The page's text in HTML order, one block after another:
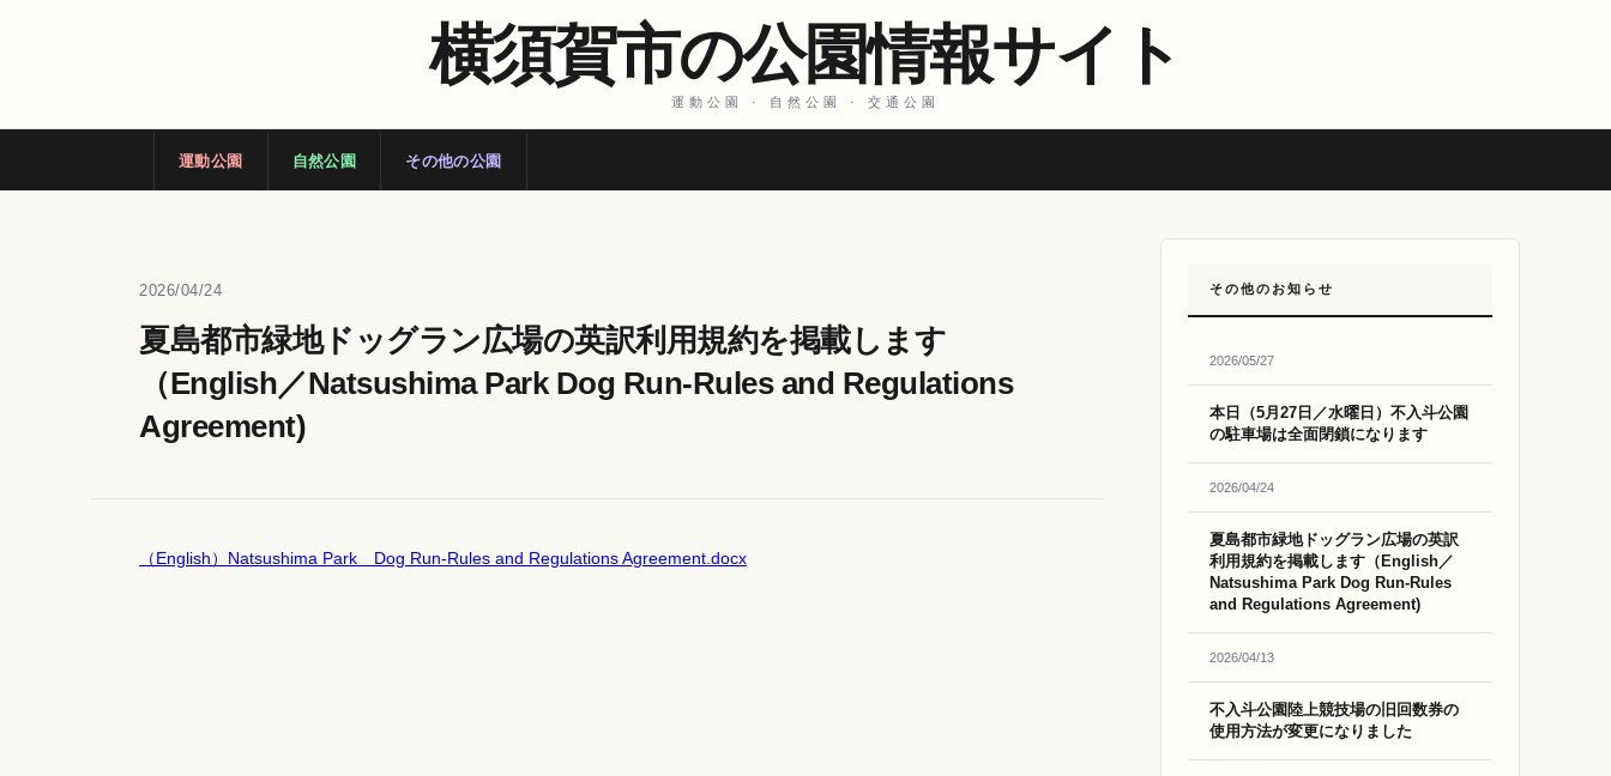
横須賀市の公園情報サイト
運動公園 · 自然公園 · 交通公園
運動公園 自然公園 その他の公園
2026/04/24
夏島都市緑地ドッグラン広場の英訳利用規約を掲載します
（English／Natsushima Park Dog Run-Rules and Regulations
Agreement)
（English）Natsushima Park Dog Run-Rules and Regulations Agreement.docx
その他のお知らせ
2026/05/27
本日（5月27日／水曜日）不入斗公園
の駐車場は全面閉鎖になります
2026/04/24
夏島都市緑地ドッグラン広場の英訳
利用規約を掲載します（English／
Natsushima Park Dog Run-Rules
and Regulations Agreement)
2026/04/13
不入斗公園陸上競技場の旧回数券の
使用方法が変更になりました